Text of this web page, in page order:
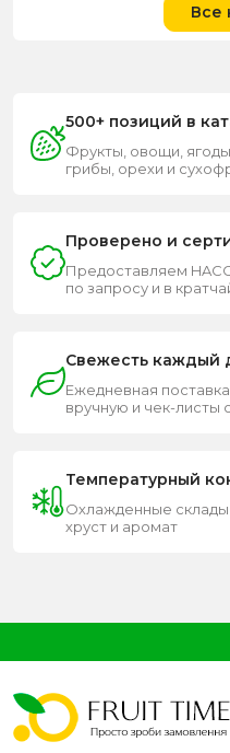
Все
500+ позиций в
Фрукты, овощи,
грибы, орехи и
Проверено и
Предоставляем
по запросу и в
Свежесть каждый
Ежедневная
вручную и чек-листы
Температурный
Охлажденные склады
хруст и аромат